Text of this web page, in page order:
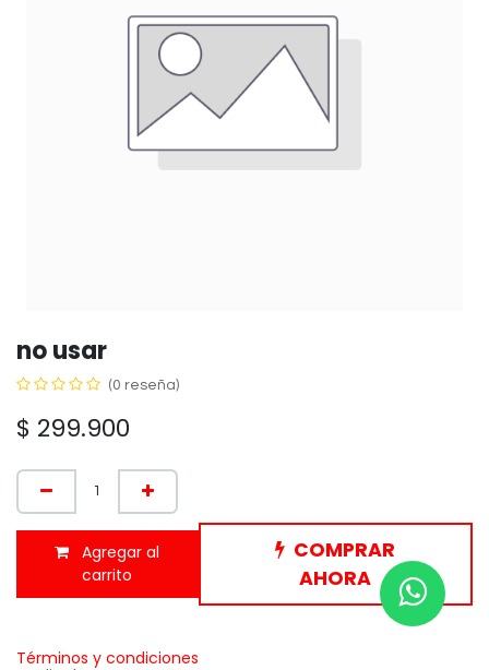
no usar
(0 reseña)
$ 299.900
Agregar al
carrito
COMPRAR
AHORA
Términos y condiciones